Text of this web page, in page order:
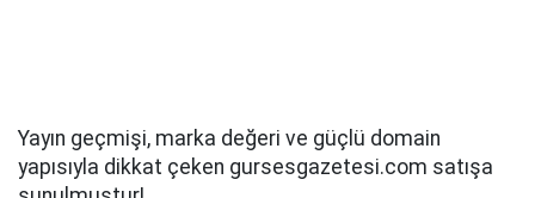
Yayın geçmişi, marka değeri ve güçlü domain
yapısıyla dikkat çeken gursesgazetesi.com satışa